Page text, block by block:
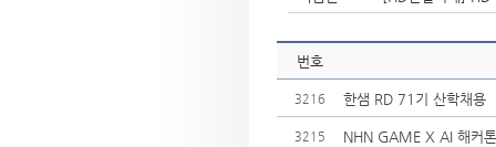
번호
3216 한샘 RD 71기 산학채용
3215 NHN GAME X AI 해커